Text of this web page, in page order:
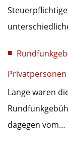
Lange waren
dagegen vom…